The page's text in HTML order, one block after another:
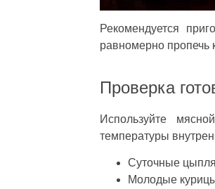
Рекомендуется
равномерно пропечь
Проверка
Используйте
температуры
Суточные
Молодые